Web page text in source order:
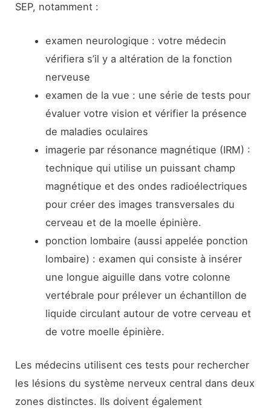
SEP, notamment :
examen neurologique : votre médecin
vérifiera s’il y a altération de la fonction
nerveuse
examen de la vue : une série de tests pour
évaluer votre vision et vérifier la présence
de maladies oculaires
imagerie par résonance magnétique (IRM) :
technique qui utilise un puissant champ
magnétique et des ondes radioélectriques
pour créer des images transversales du
cerveau et de la moelle épinière.
ponction lombaire (aussi appelée ponction
lombaire) : examen qui consiste à insérer
une longue aiguille dans votre colonne
vertébrale pour prélever un échantillon de
liquide circulant autour de votre cerveau et
de votre moelle épinière.
Les médecins utilisent ces tests pour rechercher
les lésions du système nerveux central dans deux
zones distinctes. Ils doivent également